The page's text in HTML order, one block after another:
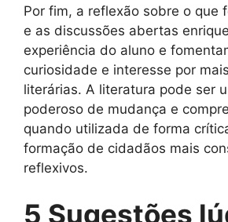
Por fim, a reflexão sobre o que
e as discussões abertas
experiência do aluno e
curiosidade e interesse por
literárias. A literatura pode ser
poderoso de mudança e
quando utilizada de forma
formação de cidadãos mais
reflexivos.
5 Sugestões